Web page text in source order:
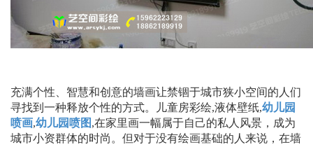
充满个性、智慧和创意的墙画让禁锢于城市狭小空间的人们
寻找到一种释放个性的方式。儿童房彩绘,液体壁纸,幼儿园
喷画,幼儿园喷图,在家里画一幅属于自己的私人风景，成为
城市小资群体的时尚。但对于没有绘画基础的人来说，在墙